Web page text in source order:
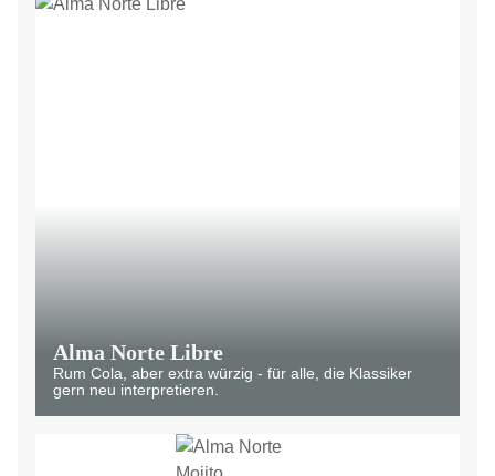
Alma Norte Libre
Rum Cola, aber extra würzig - für alle, die Klassiker
gern neu interpretieren.